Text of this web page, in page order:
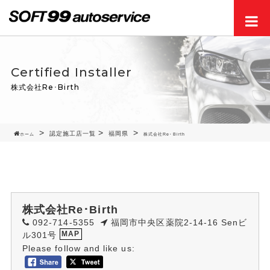
Certified Installer
株式会社Re･Birth
ホーム 認定施工店一覧 福岡県 株式会社Re･Birth
株式会社Re･Birth
092-714-5355
福岡市中央区薬院2-14-16 Senビ
ル301号
MAP
Please follow and like us: